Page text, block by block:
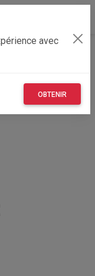
avec
OBTENIR